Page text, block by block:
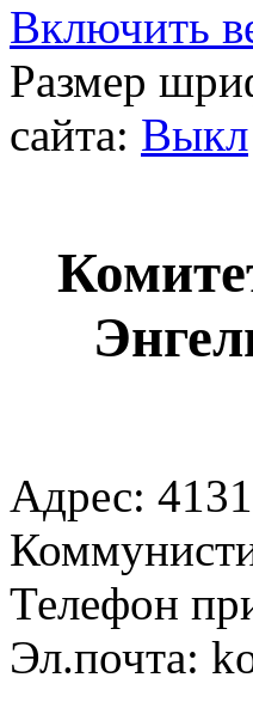
Включить
Размер
сайта: Выкл
Адрес:
Телефон
Эл.почта: